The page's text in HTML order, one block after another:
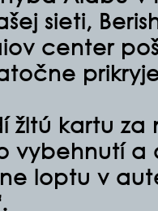
sieti,
center
žltú kartu za
vybehnutí
loptu v